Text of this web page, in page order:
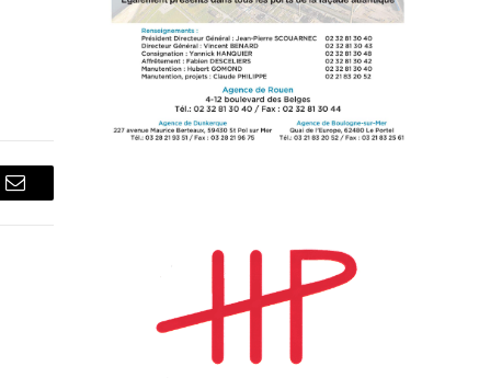
Courriel